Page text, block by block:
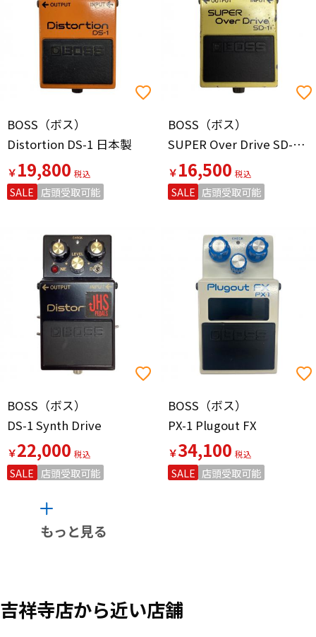
BOSS（ボス）
Distortion DS-1 日本製
￥19,800
SALE 店頭受取可能
BOSS（ボス）
SUPER Over Drive SD-1 日本製
￥16,500
SALE 店頭受取可能
BOSS（ボス）
DS-1 Synth Drive
￥22,000
SALE 店頭受取可能
BOSS（ボス）
PX-1 Plugout FX
￥34,100
SALE 店頭受取可能
もっと見る
吉祥寺店から近い店舗